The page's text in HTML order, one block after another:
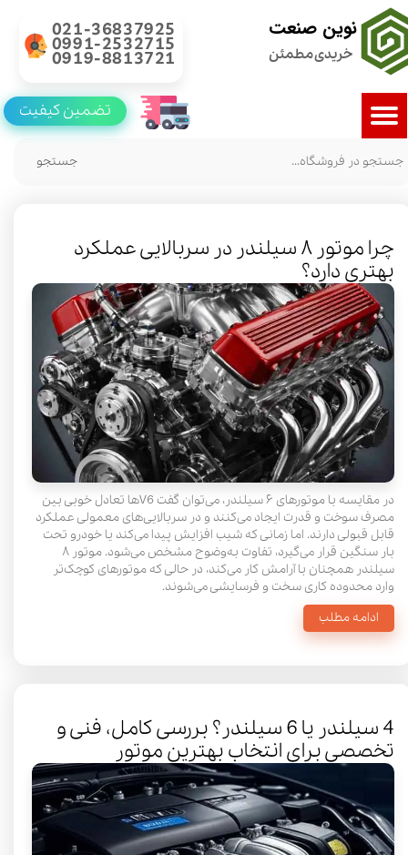
نوین صنعت
خریدی مطمئن
021-36837925
0991-2532715
0919-8813721
جستجو
تضمین کیفیت
چرا موتور ۸ سیلندر در سربالایی عملکرد
بهتری دارد؟
در مقایسه با موتورهای ۶ سیلندر، می‌توان گفت V6‌ها تعادل خوبی بین
مصرف سوخت و قدرت ایجاد می‌کنند و در سربالایی‌های معمولی عملکرد
قابل قبولی دارند. اما زمانی که شیب افزایش پیدا می‌کند یا خودرو تحت
بار سنگین قرار می‌گیرد، تفاوت به‌وضوح مشخص می‌شود. موتور ۸
سیلندر همچنان با آرامش کار می‌کند، در حالی که موتورهای کوچک‌تر
وارد محدوده کاری سخت و فرسایشی می‌شوند.
ادامه مطلب
4 سیلندر یا 6 سیلندر؟ بررسی کامل، فنی و
تخصصی برای انتخاب بهترین موتور